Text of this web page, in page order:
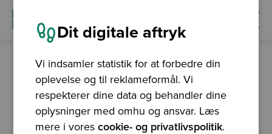
Dit digitale aftryk
Vi indsamler statistik for at forbedre din
oplevelse og til reklameformål. Vi
respekterer dine data og behandler dine
oplysninger med omhu og ansvar. Læs
mere i vorescookie- og privatlivspolitik.
24. august 2026
Layouts i QGIS